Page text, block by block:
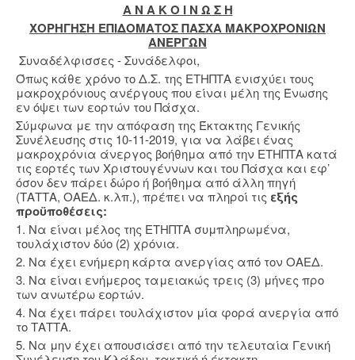
Α Ν Α Κ Ο Ι Ν Ω Σ Η
ΧΟΡΗΓΗΣΗ ΕΠΙΔΟΜΑΤΟΣ ΠΑΣΧΑ ΜΑΚΡΟΧΡΟΝΙΩΝ
ΑΝΕΡΓΩΝ
Συναδέλφισσες - Συνάδελφοι,
Όπως κάθε χρόνο το Δ.Σ. της ΕΤΗΠΤΑ ενισχύει τους
μακροχρόνιους ανέργους που είναι μέλη της Ένωσης
εν όψει των εορτών του Πάσχα.
Σύμφωνα με την απόφαση της Έκτακτης Γενικής
Συνέλευσης στις 10-11-2019, για να λάβει ένας
μακροχρόνια άνεργος βοήθημα από την ΕΤΗΠΤΑ κατά
τις εορτές των Χριστουγέννων και του Πάσχα και εφ’
όσον δεν πάρει δώρο ή βοήθημα από άλλη πηγή
(ΤΑΤΤΑ, ΟΑΕΔ. κ.λπ.), πρέπει να πληροί τις εξής
προϋποθέσεις:
1. Να είναι μέλος της ΕΤΗΠΤΑ συμπληρωμένα,
τουλάχιστον δύο (2) χρόνια.
2. Να έχει ενήμερη κάρτα ανεργίας από τον ΟΑΕΔ.
3. Να είναι ενήμερος ταμειακώς τρεις (3) μήνες προ
των ανωτέρω εορτών.
4. Να έχει πάρει τουλάχιστον μία φορά ανεργία από
το ΤΑΤΤΑ.
5. Να μην έχει απουσιάσει από την τελευταία Γενική